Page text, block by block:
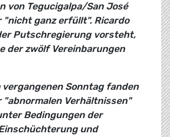
von Tegucigalpa/San José
ganz erfüllt". Ricardo
Putschregierung vorsteht,
der zwölf Vereinbarungen
vergangenen Sonntag fanden
Verhältnissen"
Bedingungen der
und